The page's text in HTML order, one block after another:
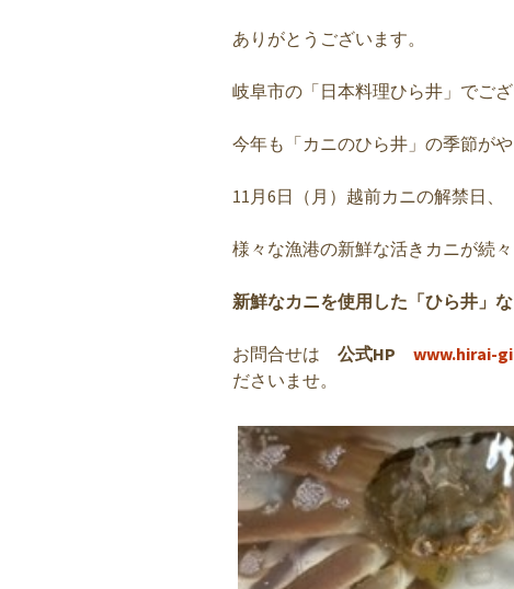
ありがとうございます。
岐阜市の「日本料理ひら井」でござ
今年も「カニのひら井」の季節がや
11月6日（月）越前カニの解禁日、
様々な漁港の新鮮な活きカニが続々
新鮮なカニを使用した「ひら井」
お問合せは 公式HP www.hirai-
ださいませ。